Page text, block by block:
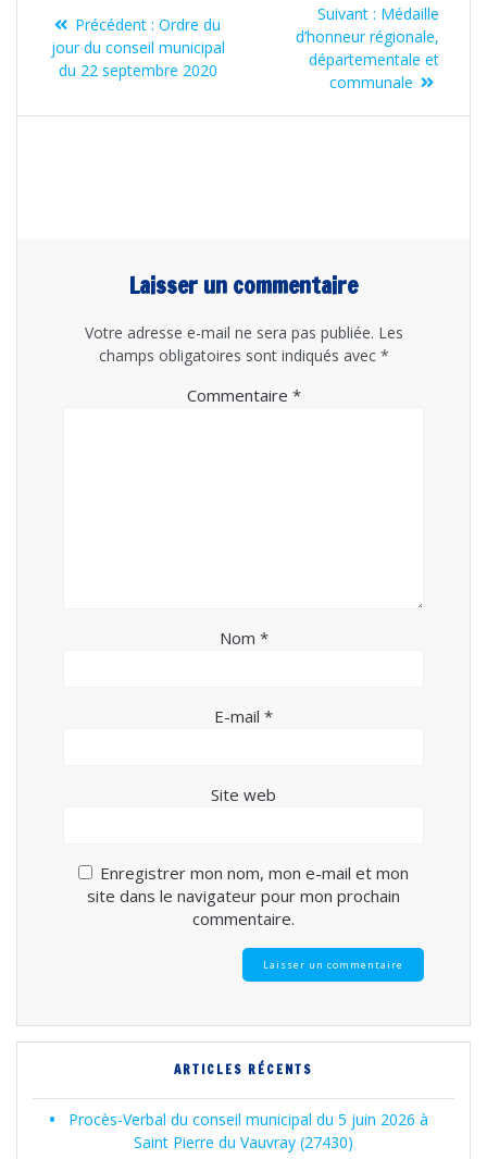
l’article
Précédent : Article
précédent
:
Ordre du
jour du conseil municipal
du 22 septembre 2020
Suivant : Article
suivant
:
Médaille
d’honneur régionale,
départementale et
communale
Laisser un commentaire
Votre adresse e-mail ne sera pas publiée. Les
champs obligatoires sont indiqués avec *
Commentaire *
Nom *
E-mail *
Site web
Enregistrer mon nom, mon e-mail et mon
site dans le navigateur pour mon prochain
commentaire.
ARTICLES RÉCENTS
Procès-Verbal du conseil municipal du 5 juin 2026 à
Saint Pierre du Vauvray (27430)